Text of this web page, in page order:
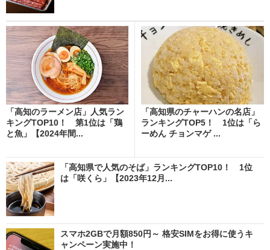
「高知のラーメン店」人気ラン
キングTOP10！ 第1位は「鶏
と魚」【2024年間...
「高知県のチャーハンの名店」
ランキングTOP5！ 1位は「ら
ーめん チョンマゲ ...
「高知県で人気のそば」ランキングTOP10！ 1位
は「咲くら」【2023年12月...
スマホ2GBで月額850円～ 格安SIMをお得に使うキ
ャンペーン実施中！